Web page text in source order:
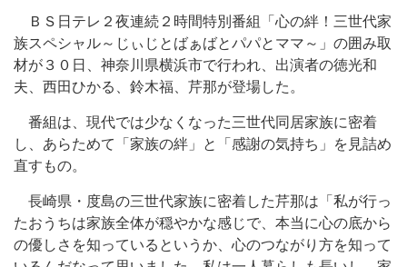
ＢＳ日テレ２夜連続２時間特別番組「心の絆！三世代家
族スペシャル～じぃじとばぁばとパパとママ～」の囲み取
材が３０日、神奈川県横浜市で行われ、出演者の徳光和
夫、西田ひかる、鈴木福、芹那が登場した。
番組は、現代では少なくなった三世代同居家族に密着
し、あらためて「家族の絆」と「感謝の気持ち」を見詰め
直すもの。
長崎県・度島の三世代家族に密着した芹那は「私が行っ
たおうちは家族全体が穏やかな感じで、本当に心の底から
の優しさを知っているというか、心のつながり方を知って